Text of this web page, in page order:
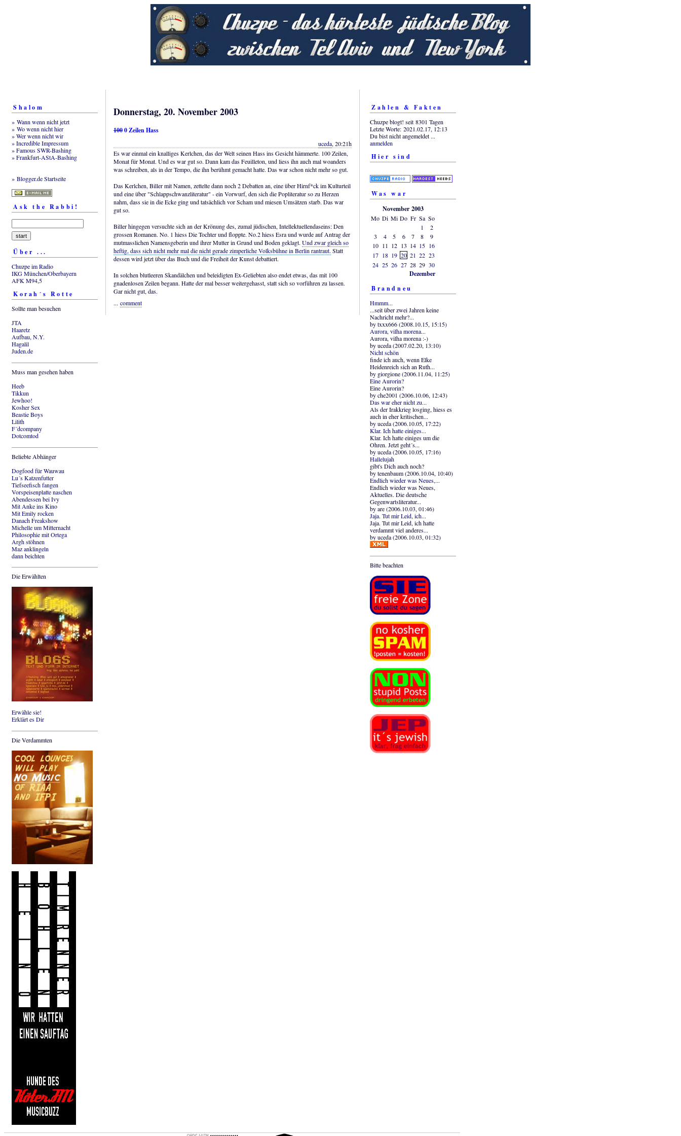
Shalom
» Wann wenn nicht jetzt
» Wo wenn nicht hier
» Wer wenn nicht wir
» Incredible Impressum
» Famous SWR-Bashing
» Frankfurt-AStA-Bashing
» Blogger.de Startseite
Ask the Rabbi!
Über ...
Chuzpe im Radio
IKG München/Oberbayern
AFK M94,5
Korah´s Rotte
Sollte man besuchen
JTA
Haaretz
Aufbau, N.Y.
Hagalil
Juden.de
Muss man gesehen haben
Heeb
Tikkun
Jewhoo!
Kosher Sex
Beastie Boys
Lilith
F´dcompany
Dotcomtod
Beliebte Abhänger
Dogfood für Wauwau
Lu´s Katzenfutter
Tiefseefisch fangen
Vorspeisenplatte naschen
Abendessen bei Ivy
Mit Anke ins Kino
Mit Emily rocken
Danach Freakshow
Michelle um Mitternacht
Philosophie mit Ortega
Argh stöhnen
Maz anklingeln
dann beichten
Die Erwählten
Erwähle sie!
Erklärt es Dir
Die Verdammten
Donnerstag, 20. November 2003
1000 Zeilen Hass
uceda, 20:21h
Es war einmal ein knalliges Kerlchen, das der Welt seinen Hass ins Gesicht hämmerte. 100 Zeilen,
Monat für Monat. Und es war gut so. Dann kam das Feuilleton, und liess ihn auch mal woanders
was schreiben, als in der Tempo, die ihn berühmt gemacht hatte. Das war schon nicht mehr so gut.
Das Kerlchen, Biller mit Namen, zettelte dann noch 2 Debatten an, eine über Hirnf*ck im Kulturteil
und eine über "Schlappschwanzliteratur" - ein Vorwurf, den sich die Popliteratur so zu Herzen
nahm, dass sie in die Ecke ging und tatsächlich vor Scham und miesen Umsätzen starb. Das war
gut so.
Biller hingegen versuchte sich an der Krönung des, zumal jüdischen, Intellektuellendaseins: Den
grossen Romanen. No. 1 hiess Die Tochter und floppte. No.2 hiess Esra und wurde auf Antrag der
mutmasslichen Namensgeberin und ihrer Mutter in Grund und Boden geklagt. Und zwar gleich so
heftig, dass sich nicht mehr mal die nicht gerade zimperliche Volksbühne in Berlin rantraut. Statt
dessen wird jetzt über das Buch und die Freiheit der Kunst debattiert.
In solchen blutleeren Skandälchen und beleidigten Ex-Geliebten also endet etwas, das mit 100
gnadenlosen Zeilen begann. Hatte der mal besser weitergehasst, statt sich so vorführen zu lassen.
Gar nicht gut, das.
... comment
Zahlen & Fakten
Chuzpe blogt! seit 8301 Tagen
Letzte Worte: 2021.02.17, 12:13
Du bist nicht angemeldet ...
anmelden
Hier sind
Was war
November 2003
Mo Di Mi Do Fr Sa So
1
2
3
4 5 6 7 8
9
10 11 12 13 14 15 16
17 18 19 20 21 22 23
24 25 26 27 28 29 30
Dezember
Brandneu
Hmmm...
...seit über zwei Jahren keine
Nachricht mehr?...
by txxx666 (2008.10.15, 15:15)
Aurora, vilha morena...
Aurora, vilha morena :-)
by uceda (2007.02.20, 13:10)
Nicht schön
finde ich auch, wenn Elke
Heidenreich sich an Ruth...
by giorgione (2006.11.04, 11:25)
Eine Aurorin?
Eine Aurorin?
by che2001 (2006.10.06, 12:43)
Das war eher nicht zu...
Als der Irakkrieg losging, hiess es
auch in eher kritischen...
by uceda (2006.10.05, 17:22)
Klar. Ich hatte einiges...
Klar. Ich hatte einiges um die
Ohren. Jetzt geht´s...
by uceda (2006.10.05, 17:16)
Hallelujah
gibt's Dich auch noch?
by tenenbaum (2006.10.04, 10:40)
Endlich wieder was Neues,...
Endlich wieder was Neues,
Aktuelles. Die deutsche
Gegenwartsliteratur...
by are (2006.10.03, 01:46)
Jaja. Tut mir Leid, ich...
Jaja. Tut mir Leid, ich hatte
verdammt viel anderes...
by uceda (2006.10.03, 01:32)
Bitte beachten